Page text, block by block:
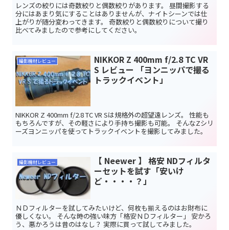
レンズの絞りには奇数絞りと偶数絞りがあります。 昼間撮影する
分にはあまり気にすることはありませんが、ナイトシーンでは仕
上がりが随分変わってきます。 奇数絞りと偶数絞りについて撮り
比べてみましたので参考にしてください。
撮影機材レビュー
NIKKOR Z 400mm f/2.8 TC VR
S レビュー 「ヨンニッパで撮る
トラックイベント」
NIKKOR Z 400mm f/2.8 TC VR Sは規格外の超望遠レンズ。 性能も
もちろんですが、その軽さにより手持ち撮影も可能。 そんなZシリ
ーズヨンニッパを使ってトラックイベントを撮影してみました。
撮影機材レビュー
【 Neewer 】 格安 NDフィルタ
ーセットを試す「安いけ
ど・・・・？」
ＮＤフィルターを試してみたいけど、何枚も揃えるのはお財布に
優しくない。 そんな時の強い味方「格安ＮＤフィルター」 安かろ
う、悪かろうは昔のはなし？ 実際に買って試してみました。